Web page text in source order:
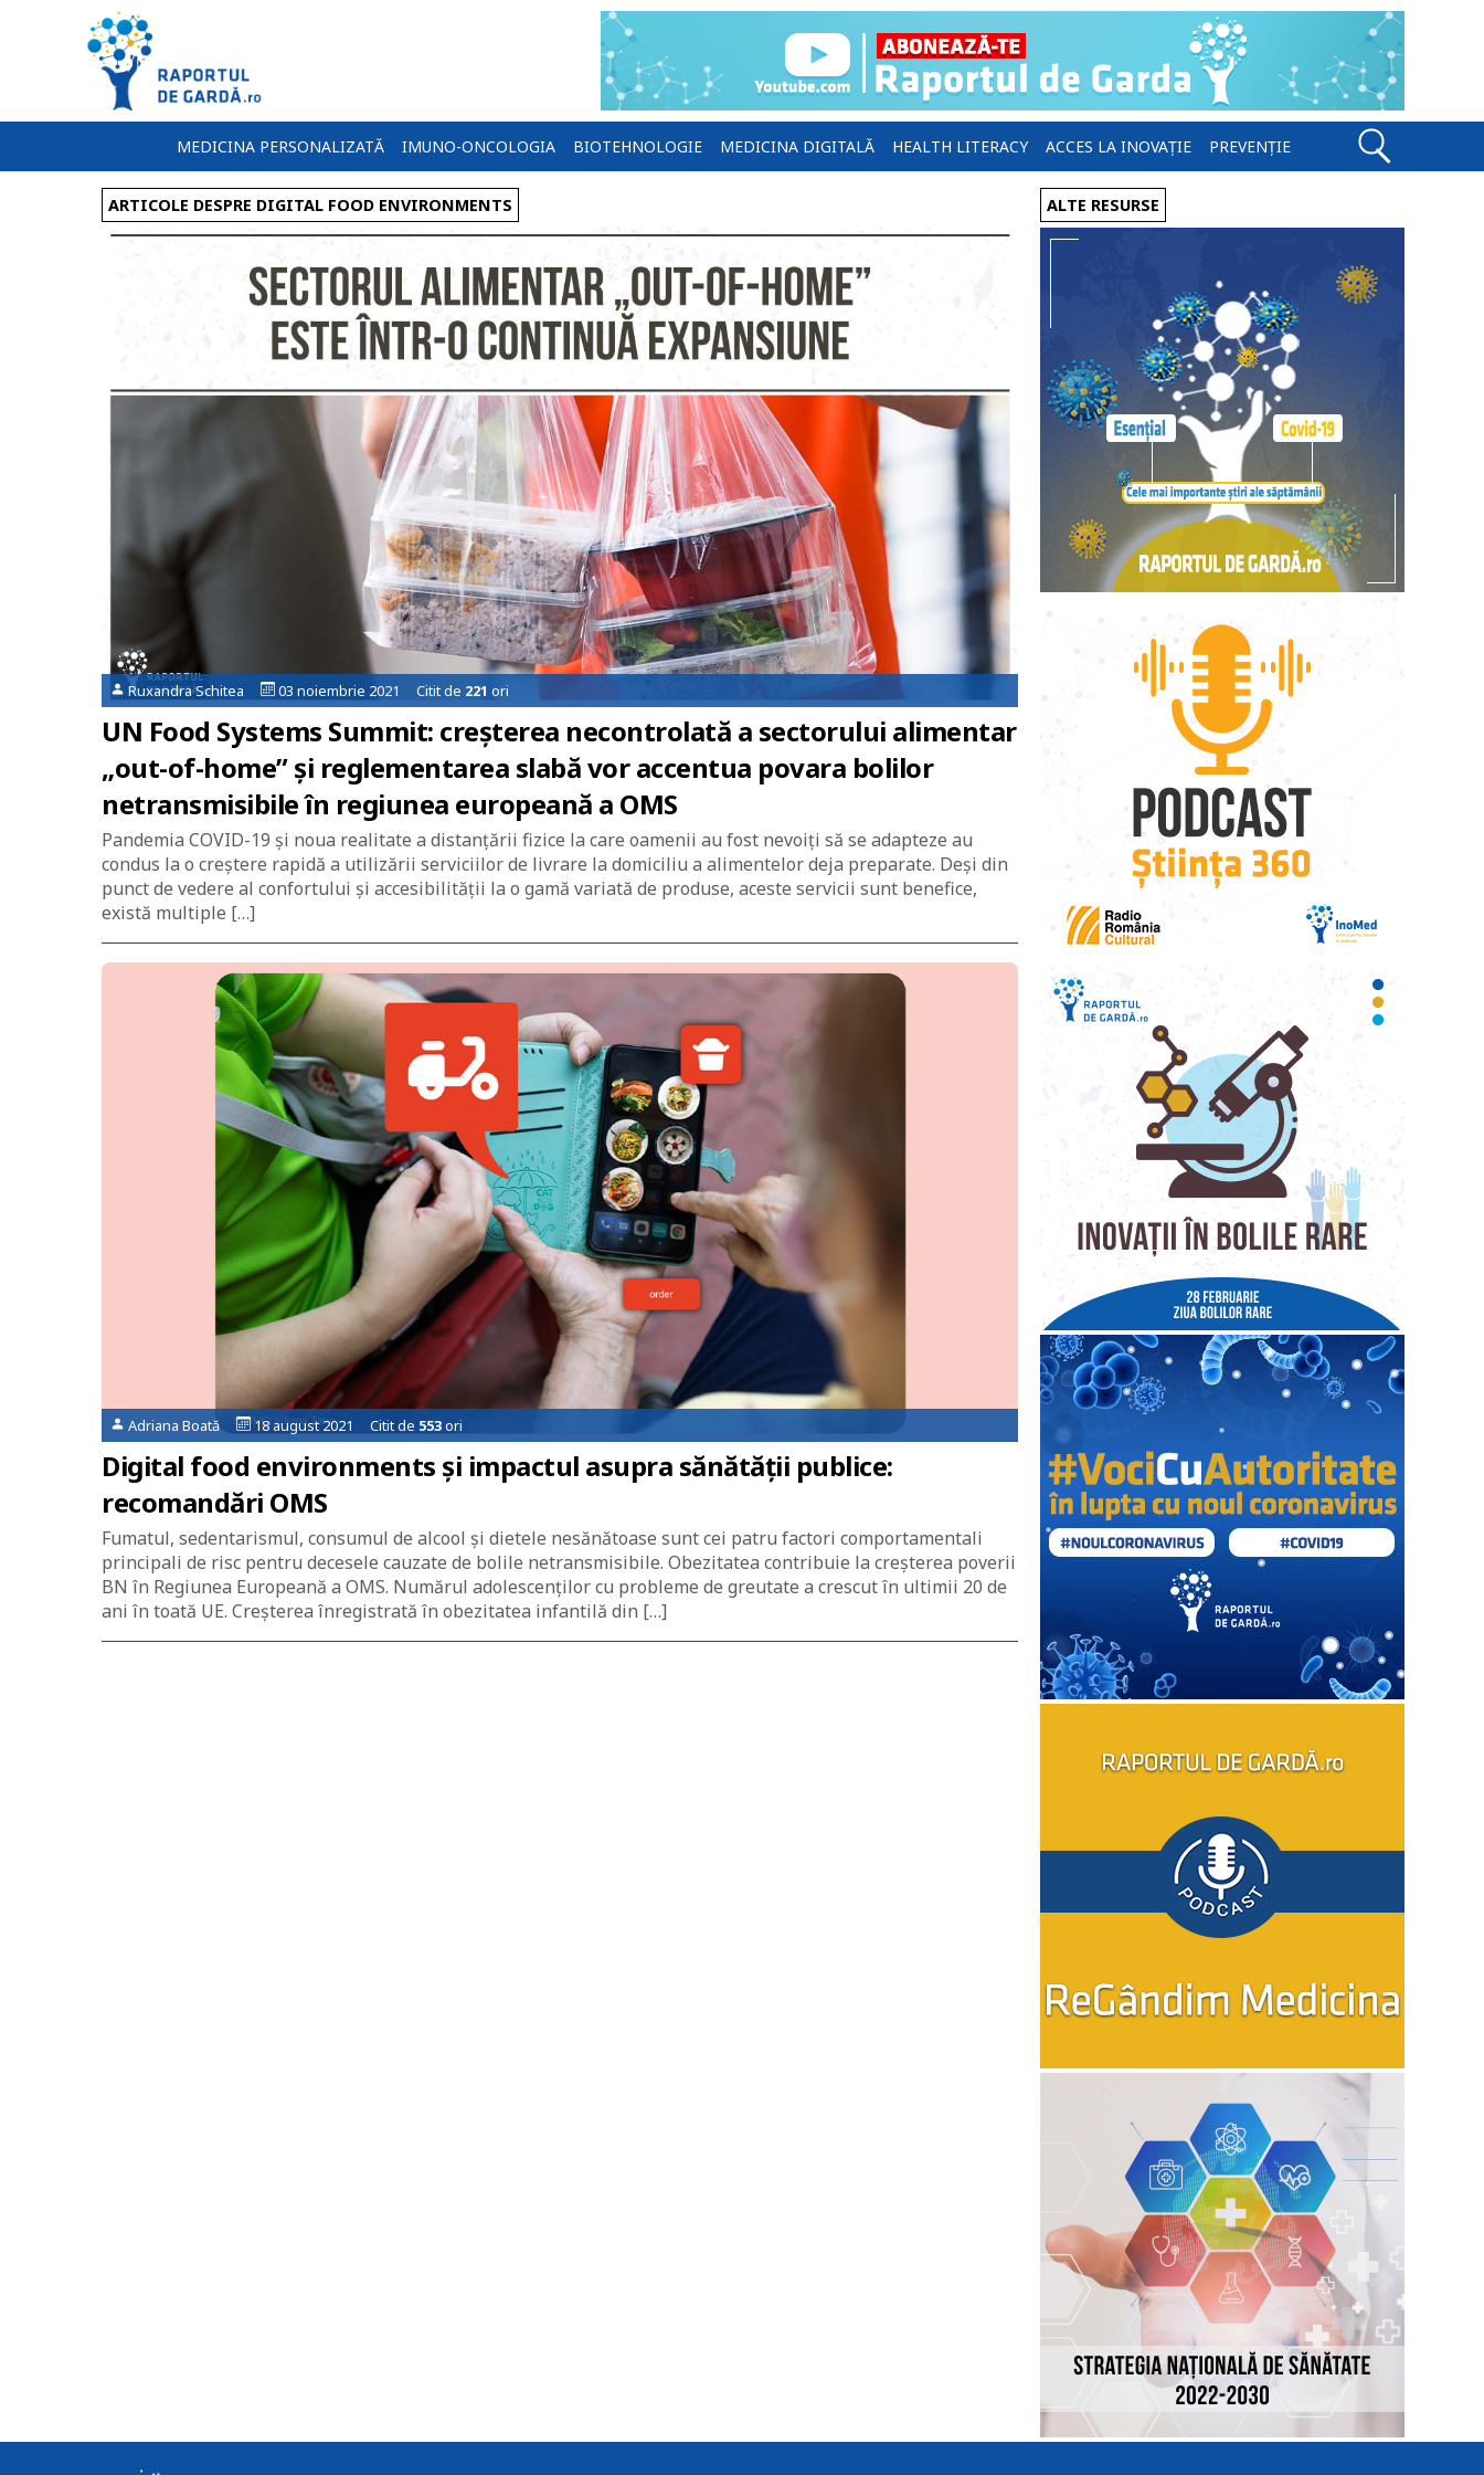
MEDICINA PERSONALIZATĂ IMUNO-ONCOLOGIA BIOTEHNOLOGIE MEDICINA DIGITALĂ HEALTH LITERACY ACCES LA INOVAȚIE PREVENȚIE
ARTICOLE DESPRE DIGITAL FOOD ENVIRONMENTS
Ruxandra Schitea 03 noiembrie 2021 Citit de 221 ori
UN Food Systems Summit: creșterea necontrolată a sectorului alimentar
„out-of-home” și reglementarea slabă vor accentua povara bolilor
netransmisibile în regiunea europeană a OMS
Pandemia COVID-19 și noua realitate a distanțării fizice la care oamenii au fost nevoiți să se adapteze au
condus la o creștere rapidă a utilizării serviciilor de livrare la domiciliu a alimentelor deja preparate. Deși din
punct de vedere al confortului și accesibilității la o gamă variată de produse, aceste servicii sunt benefice,
există multiple […]
Adriana Boată 18 august 2021 Citit de 553ori
Digital food environments și impactul asupra sănătății publice:
recomandări OMS
Fumatul, sedentarismul, consumul de alcool și dietele nesănătoase sunt cei patru factori comportamentali
principali de risc pentru decesele cauzate de bolile netransmisibile. Obezitatea contribuie la creșterea poverii
BN în Regiunea Europeană a OMS. Numărul adolescenților cu probleme de greutate a crescut în ultimii 20 de
ani în toată UE. Creșterea înregistrată în obezitatea infantilă din […]
ALTE RESURSE